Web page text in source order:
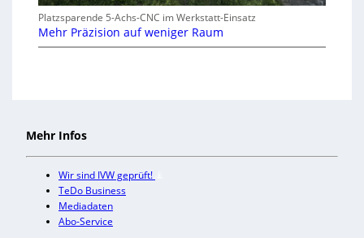
Platzsparende 5-Achs-CNC im Werkstatt-Einsatz
Mehr Präzision auf weniger Raum
Mehr Infos
Wir sind IVW geprüft!
TeDo Business
Mediadaten
Abo-Service